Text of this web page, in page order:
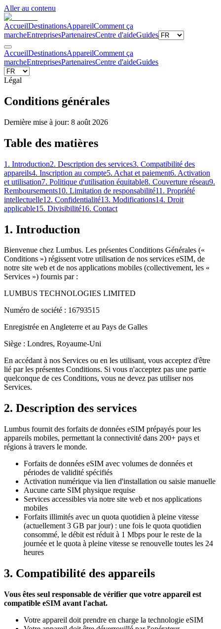
Aller au contenu
AccueilDestinationsAppareilComment ça
marcheEntreprisesPartenairesCentre d'aideGuides
AccueilDestinationsAppareilComment ça
marcheEntreprisesPartenairesCentre d'aideGuides
Légal
Conditions générales
Dernière mise à jour: 8 août 2026
Table des matières
1. Introduction2. Description des services3. Compatibilité des
appareils4. Inscription au compte5. Achat et paiement6. Activation
et utilisation7. Politique d'utilisation équitable8. Couverture réseau9.
Remboursements10. Limitation de responsabilité11. Propriété
intellectuelle12. Confidentialité13. Modifications14. Droit
applicable15. Divisibilité16. Contact
1. Introduction
Bienvenue chez Lumbus. Les présentes Conditions Générales («
Conditions ») régissent votre utilisation de nos services eSIM, de
notre site web et de nos applications mobiles (collectivement, les «
Services ») fournis par :
LUMBUS TECHNOLOGIES LIMITED
Numéro de société : 16793515
Enregistrée en Angleterre et au Pays de Galles
Siège : Londres, Royaume-Uni
En accédant à nos Services ou en les utilisant, vous acceptez d'être
lié par les présentes Conditions. Si vous n'acceptez pas une partie
quelconque de ces Conditions, vous ne devez pas utiliser nos
Services.
2. Description des services
Lumbus fournit des forfaits de données eSIM prépayés pour les
appareils mobiles, permettant la connectivité dans 200+ pays et
régions à travers le monde.
Forfaits de données eSIM avec volumes de données et
périodes de validité spécifiés
Activation numérique via lien d'installation ou saisie manuelle
Aucune carte SIM physique requise
Services accessibles via notre site web et nos applications
mobiles
Forfaits illimités avec un quota quotidien à pleine vitesse
(actuellement 3 GB par jour) : une fois le quota quotidien
consommé, le débit est réduit à 1 Mbps pour le reste de la
journée et le quota à pleine vitesse se renouvelle toutes les 24
heures
3. Compatibilité des appareils
Vous êtes seul responsable de vérifier que votre appareil est
compatible eSIM avant l'achat.
Votre appareil doit prendre en charge la technologie eSIM